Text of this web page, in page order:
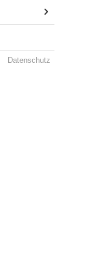
Datenschutz